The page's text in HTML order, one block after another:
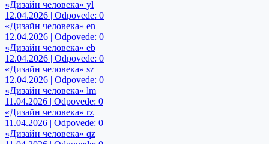
«Дизайн человека» yl
12.04.2026 | Odpovede: 0
«Дизайн человека» en
12.04.2026 | Odpovede: 0
«Дизайн человека» eb
12.04.2026 | Odpovede: 0
«Дизайн человека» sz
12.04.2026 | Odpovede: 0
«Дизайн человека» lm
11.04.2026 | Odpovede: 0
«Дизайн человека» rz
11.04.2026 | Odpovede: 0
«Дизайн человека» qz